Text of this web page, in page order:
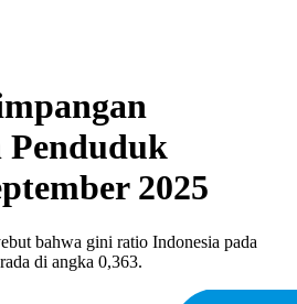
Penduduk
2025
bahwa gini ratio Indonesia pada
di angka 0,363.